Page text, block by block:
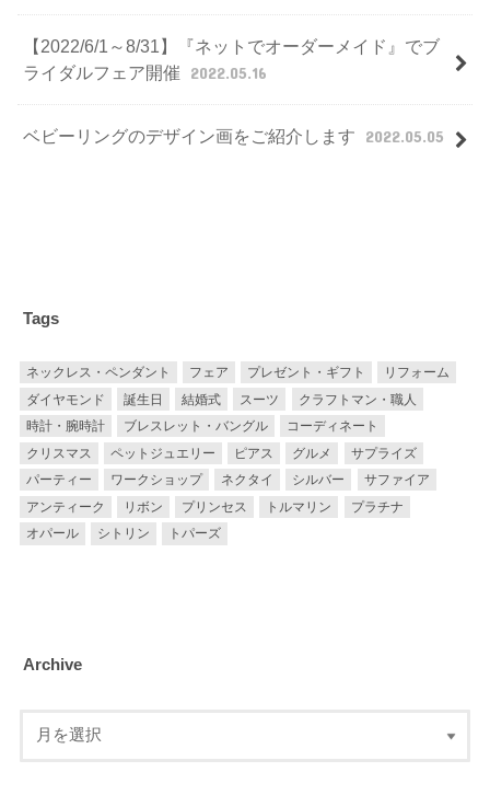
【2022/6/1～8/31】『ネットでオーダーメイド』でブ
ライダルフェア開催
2022.05.16
ベビーリングのデザイン画をご紹介します 2022.05.05
Tags
ネックレス・ペンダント フェア プレゼント・ギフト
リフォーム
ダイヤモンド
誕生日 結婚式 スーツ
クラフトマン・職人
時計・腕時計
ブレスレット・バングル
コーディネート
クリスマス
ペットジュエリー ピアス グルメ
サプライズ
パーティー
ワークショップ ネクタイ シルバー
サファイア
アンティーク
リボン プリンセス トルマリン
プラチナ
オパール
シトリン トパーズ
Archive